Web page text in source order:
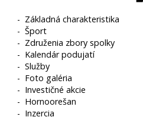
- Základná charakteristika
-Šport
- Združenia zbory spolky
- Kalendár podujatí
-Služby
- Foto galéria
- Investičné akcie
- Hornoorešan
- Inzercia